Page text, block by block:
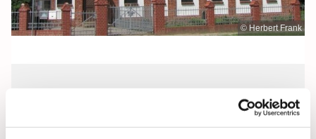
© Herbert Frank
Sonntag, 19. September 2027, 08:30
Uhr